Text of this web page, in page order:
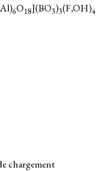
6O18](BO3)3(F,OH)4
chargement